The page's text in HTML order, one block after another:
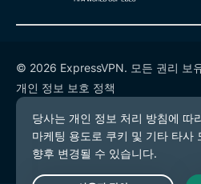
© 2026 ExpressVPN. 모든 권리 보
개인 정보 보호 정책
서비스 약관
쿠키 기본 설정